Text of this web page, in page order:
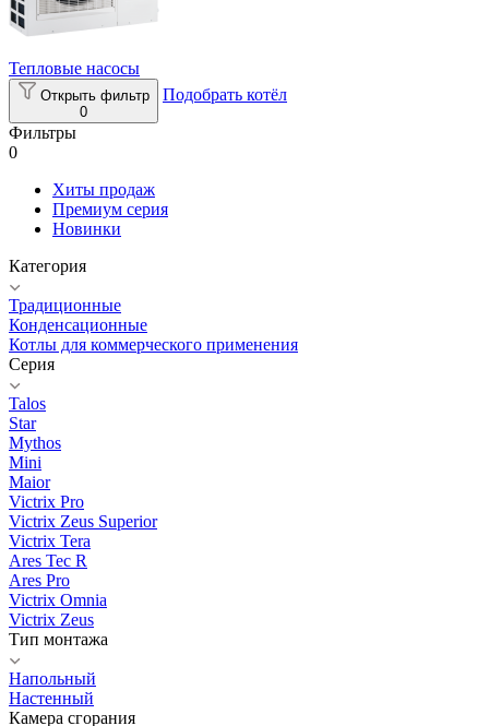
Тепловые насосы
Открыть фильтр
0
Подобрать котёл
Фильтры
0
Хиты продаж
Премиум серия
Новинки
Категория
Традиционные
Конденсационные
Котлы для коммерческого применения
Серия
Talos
Star
Mythos
Mini
Maior
Victrix Pro
Victrix Zeus Superior
Victrix Tera
Ares Tec R
Ares Pro
Victrix Omnia
Victrix Zeus
Тип монтажа
Напольный
Настенный
Камера сгорания